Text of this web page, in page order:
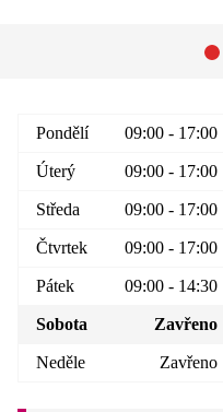
Pondělí 09:00 - 17:00
Úterý 09:00 - 17:00
Středa 09:00 - 17:00
Čtvrtek 09:00 - 17:00
Pátek 09:00 - 14:30
Sobota Zavřeno
Neděle Zavřeno